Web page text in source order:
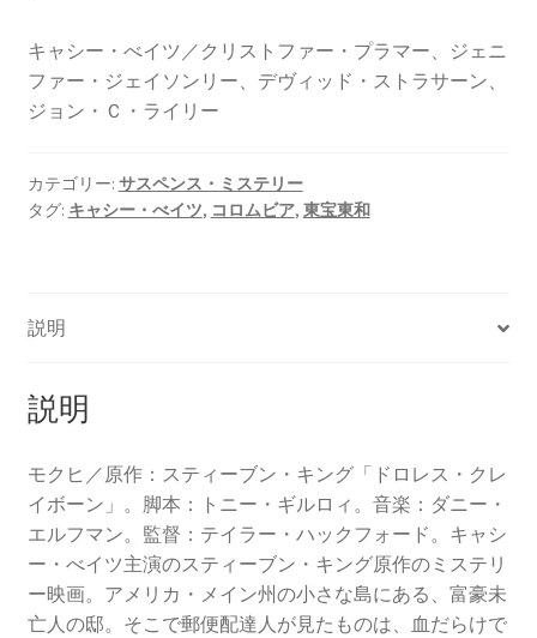
キャシー・べイツ／クリストファー・プラマー、ジェニ
ファー・ジェイソンリー、デヴィッド・ストラサーン、
ジョン・Ｃ・ライリー
カテゴリー: サスペンス・ミステリー
タグ: キャシー・べイツ, コロムビア, 東宝東和
説明
説明
モクヒ／原作：スティーブン・キング「ドロレス・クレ
イボーン」。脚本：トニー・ギルロィ。音楽：ダニー・
エルフマン。監督：テイラー・ハックフォード。キャシ
ー・べイツ主演のスティーブン・キング原作のミステリ
ー映画。アメリカ・メイン州の小さな島にある、富豪未
亡人の邸。そこで郵便配達人が見たものは、血だらけで